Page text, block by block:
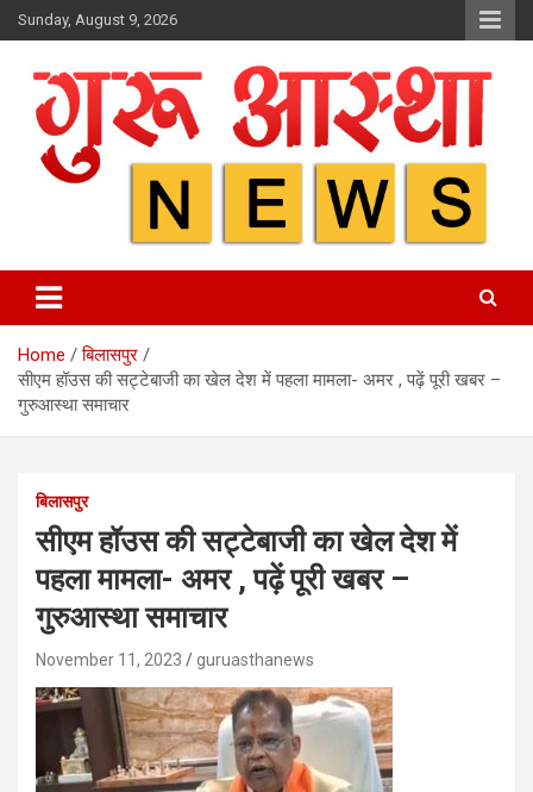
Skip
to
Sunday, August 9, 2026
Home
बिलासपुर
सीएम हॉउस की सट्टेबाजी का खेल देश में पहला मामला- अमर , पढ़ें पूरी खबर –
गुरुआस्था समाचार
बिलासपुर
सीएम हॉउस की सट्टेबाजी का खेल देश में
पहला मामला- अमर , पढ़ें पूरी खबर –
गुरुआस्था समाचार
November 11, 2023 guruasthanews